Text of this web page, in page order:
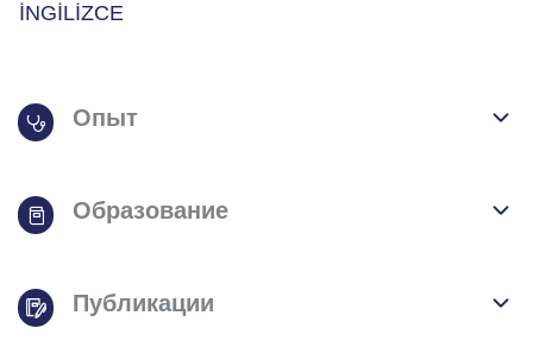
İNGİLİZCE
Опыт
Образование
Публикации